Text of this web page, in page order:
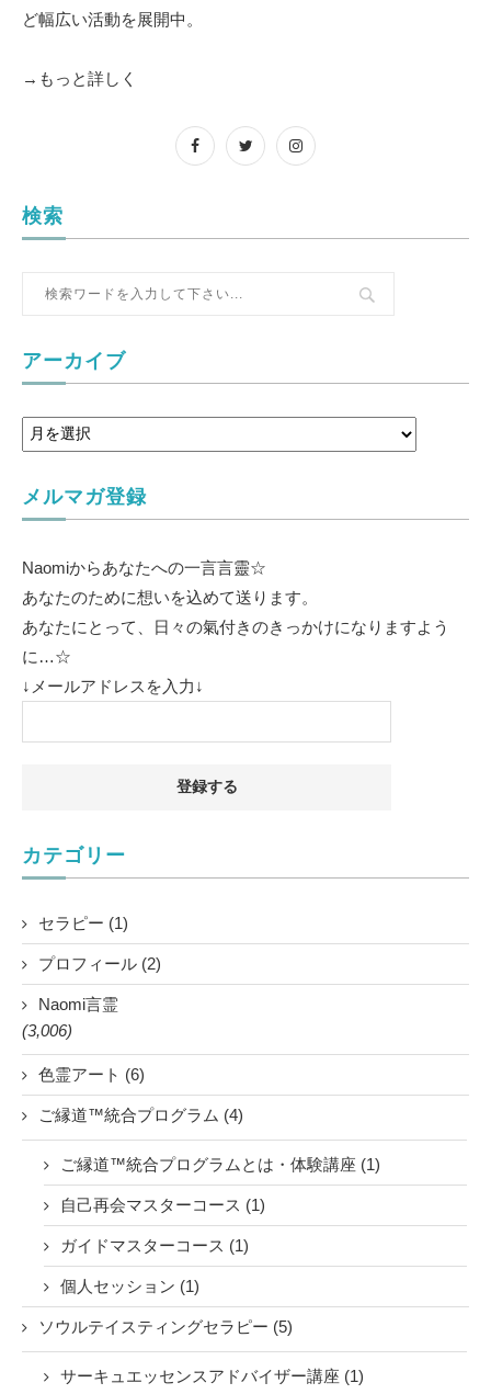
ど幅広い活動を展開中。
→もっと詳しく
検索
アーカイブ
メルマガ登録
Naomiからあなたへの一言言靈☆
あなたのために想いを込めて送ります。
あなたにとって、日々の氣付きのきっかけになりますよう
に…☆
↓メールアドレスを入力↓
カテゴリー
セラピー (1)
プロフィール (2)
Naomi言霊
(3,006)
色霊アート (6)
ご縁道™統合プログラム (4)
ご縁道™統合プログラムとは・体験講座 (1)
自己再会マスターコース (1)
ガイドマスターコース (1)
個人セッション (1)
ソウルテイスティングセラピー (5)
サーキュエッセンスアドバイザー講座 (1)